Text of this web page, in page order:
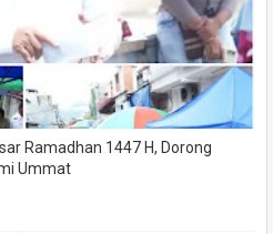
Ramadhan 1447 H, Dorong
Ummat